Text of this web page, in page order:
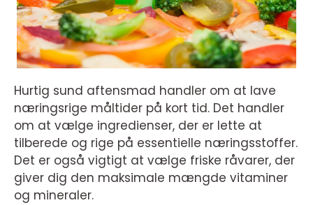
Hurtig sund aftensmad handler om at lave
næringsrige måltider på kort tid. Det handler
om at vælge ingredienser, der er lette at
tilberede og rige på essentielle næringsstoffer.
Det er også vigtigt at vælge friske råvarer, der
giver dig den maksimale mængde vitaminer
og mineraler.